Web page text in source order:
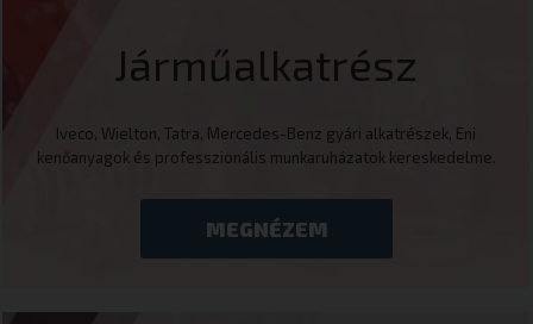
Járműalkatrész
Iveco, Wielton, Tatra, Mercedes-Benz gyári alkatrészek, Eni
kenőanyagok és professzionális munkaruházatok kereskedelme.
MEGNÉZEM